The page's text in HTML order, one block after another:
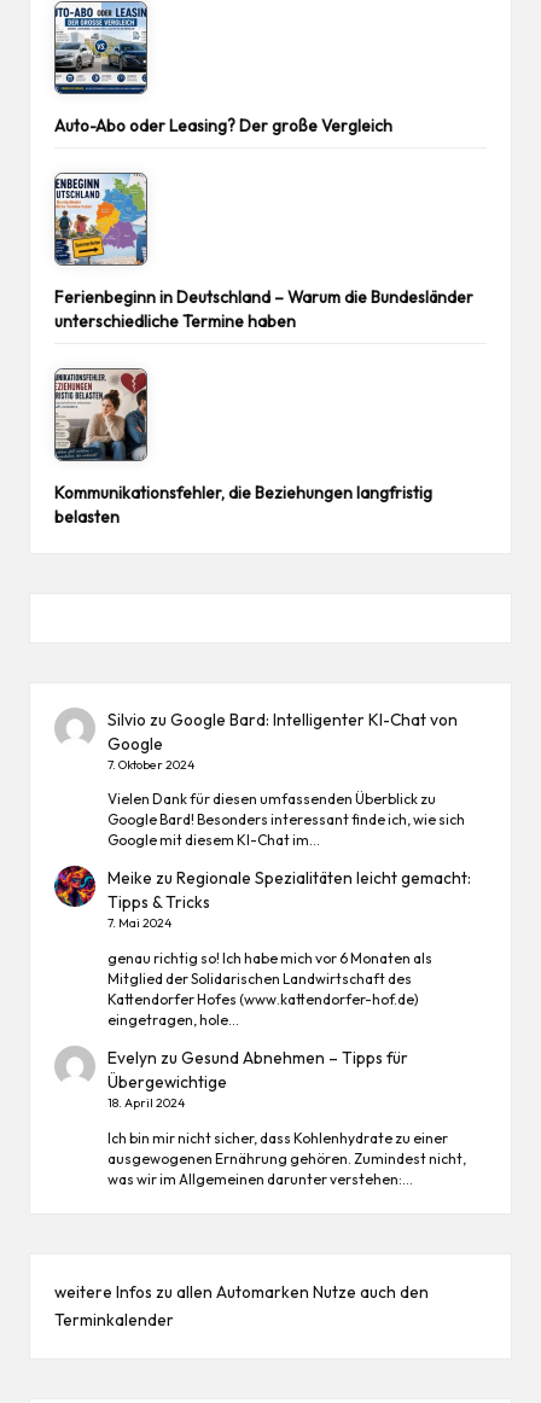
Auto-Abo oder Leasing? Der große Vergleich
Ferienbeginn in Deutschland – Warum die Bundesländer
unterschiedliche Termine haben
Kommunikationsfehler, die Beziehungen langfristig
belasten
Silvio zuGoogle Bard: Intelligenter KI-Chat von
Google
7. Oktober 2024
Vielen Dank für diesen umfassenden Überblick zu
Google Bard! Besonders interessant finde ich, wie sich
Google mit diesem KI-Chat im…
Meike zuRegionale Spezialitäten leicht gemacht:
Tipps & Tricks
7. Mai 2024
genau richtig so! Ich habe mich vor 6 Monaten als
Mitglied der Solidarischen Landwirtschaft des
Kattendorfer Hofes (www.kattendorfer-hof.de)
eingetragen, hole…
Evelyn zuGesund Abnehmen – Tipps für
Übergewichtige
18. April 2024
Ich bin mir nicht sicher, dass Kohlenhydrate zu einer
ausgewogenen Ernährung gehören. Zumindest nicht,
was wir im Allgemeinen darunter verstehen:…
weitere Infos zu allen Automarken Nutze auch den
Terminkalender